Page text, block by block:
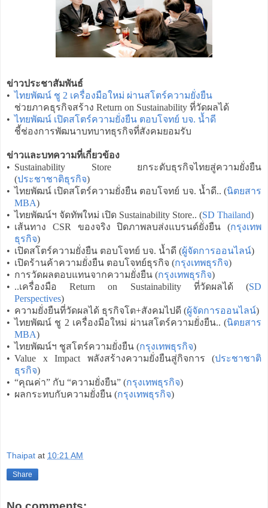
ข่าวประชาสัมพันธ์
• ไทยพัฒน์ ชู 2 เครื่องมือใหม่ ผ่านสโตร์ความยั่งยืน
ช่วยภาคธุรกิจสร้าง Return on Sustainability ที่วัดผลได้
• ไทยพัฒน์ เปิดสโตร์ความยั่งยืน ตอบโจทย์ บจ. น้ำดี
ชี้ช่องการพัฒนาบทบาทธุรกิจที่สังคมยอมรับ
ข่าวและบทความที่เกี่ยวข้อง
• Sustainability Store ยกระดับธุรกิจไทยสู่ความยั่งยืน
(ประชาชาติธุรกิจ)
• ไทยพัฒน์ เปิดสโตร์ความยั่งยืน ตอบโจทย์ บจ. น้ำดี.. (นิตยสาร
MBA)
• ไทยพัฒน์ฯ จัดทัพใหม่ เปิด Sustainability Store.. (SD Thailand)
• เส้นทาง CSR ของจริง ปิดภาพลบส่งแบรนด์ยั่งยืน (กรุงเทพ
ธุรกิจ)
• เปิดสโตร์ความยั่งยืน ตอบโจทย์ บจ. น้ำดี (ผู้จัดการออนไลน์)
• เปิดร้านค้าความยั่งยืน ตอบโจทย์ธุรกิจ (กรุงเทพธุรกิจ)
• การวัดผลตอบแทนจากความยั่งยืน (กรุงเทพธุรกิจ)
• ..เครื่องมือ Return on Sustainability ที่วัดผลได้ (SD
Perspectives)
• ความยั่งยืนที่วัดผลได้ ธุรกิจโต+สังคมไปดี (ผู้จัดการออนไลน์)
• ไทยพัฒน์ ชู 2 เครื่องมือใหม่ ผ่านสโตร์ความยั่งยืน.. (นิตยสาร
MBA)
• ไทยพัฒน์ฯ ชูสโตร์ความยั่งยืน (กรุงเทพธุรกิจ)
• Value x Impact พลังสร้างความยั่งยืนสู่กิจการ (ประชาชาติ
ธุรกิจ)
• “คุณค่า” กับ “ความยั่งยืน” (กรุงเทพธุรกิจ)
• ผลกระทบกับความยั่งยืน (กรุงเทพธุรกิจ)
Thaipat at 10:21 AM
Share